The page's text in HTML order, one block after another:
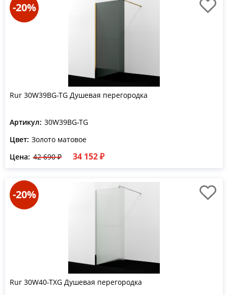
-20%
Rur 30W39BG-TG Душевая перегородка
Артикул: 30W39BG-TG
Цвет: Золото матовое
Цена: 42 690 ₽ 34 152 ₽
-20%
Rur 30W40-TXG Душевая перегородка